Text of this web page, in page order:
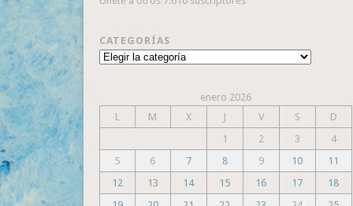
CATEGORÍAS
Categorías
enero 2026
L
M X J V S
D
1
2 3
4
5
6 7 8 9 10
11
12
13 14 15 16 17
18